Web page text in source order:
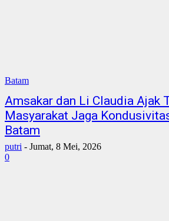
Batam
Amsakar dan Li Claudia Ajak
Masyarakat Jaga
Batam
putri - Jumat, 8 Mei, 2026
0